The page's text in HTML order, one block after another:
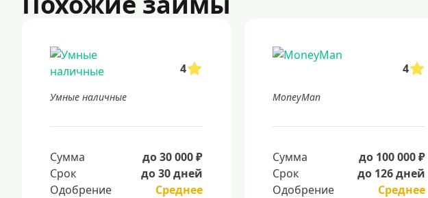
4
Умные наличные
Сумма
до 30 000 ₽
Срок
до 30 дней
Одобрение
Среднее
4
MoneyMan
Сумма
до 100 000 ₽
Срок
до 126 дней
Одобрение
Среднее